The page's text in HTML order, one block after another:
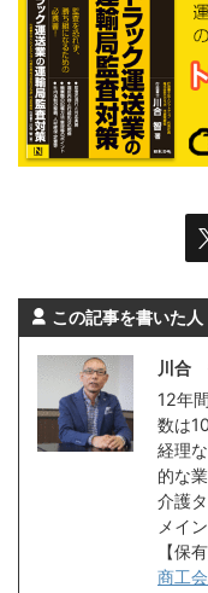
この記事を書いた人
川合
12年
数は
経理
的な
介護
メイ
【保
商工